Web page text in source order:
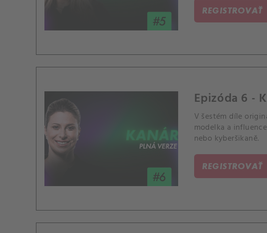
REGISTROVAŤ
Epizóda 6 -
V šestém díle
modelka a
nebo kyberšikaně.
REGISTROVAŤ